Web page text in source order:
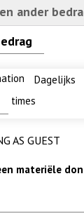
ander
times
AS GUEST
materiële